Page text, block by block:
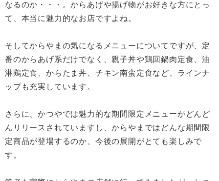
なるのか・・・。からあげや揚げ物がお好きな方にとっ
て、本当に魅力的なお店ですよね。
そしてからやまの気になるメニューについてですが、定
番のからあげ系だけでなく、親子丼や鶏回鍋肉定食、油
淋鶏定食、からたま丼、チキン南蛮定食など、ラインナ
ップも充実しています。
さらに、かつやでは魅力的な期間限定メニューがどんど
んリリースされていますし、からやまではどんな期間限
定商品が登場するのか、今後の展開がとても楽しみで
す。